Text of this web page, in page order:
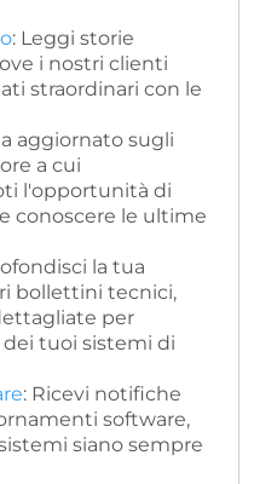
: Leggi storie
i nostri clienti
straordinari con le
aggiornato sugli
a cui
l'opportunità di
conoscere le ultime
la tua
bollettini tecnici,
per
tuoi sistemi di
: Ricevi notifiche
software,
siano sempre